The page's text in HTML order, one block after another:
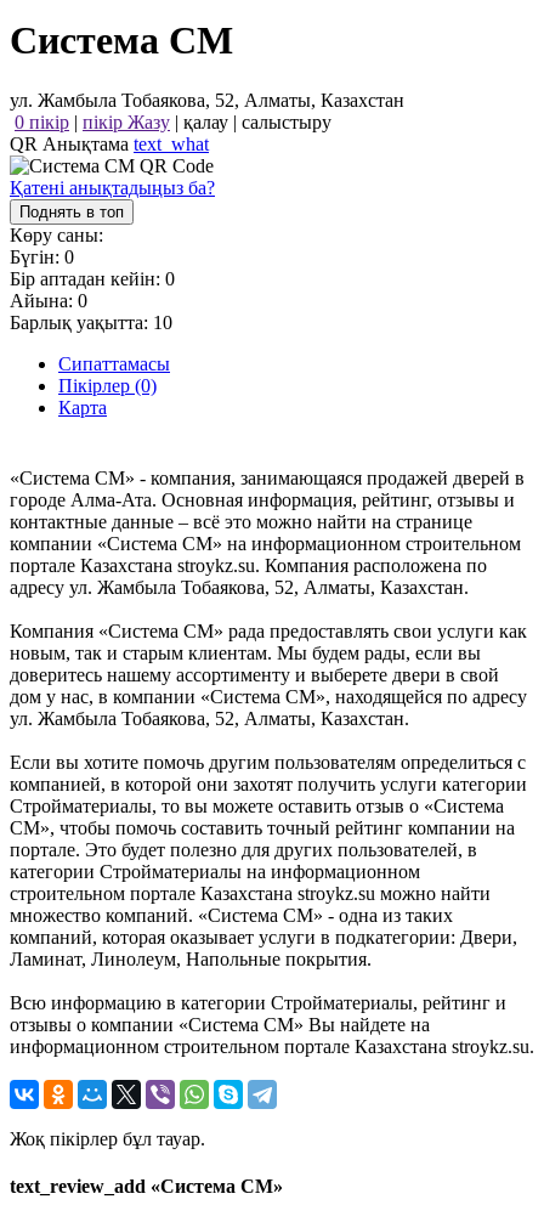
Система СМ
ул. Жамбыла Тобаякова, 52, Алматы, Казахстан
0 пікір | пікір Жазу | қалау | салыстыру
QR Анықтама text_what
Қатені анықтадыңыз ба?
Поднять в топ
Көру саны:
Бүгін: 0
Бір аптадан кейін: 0
Айына: 0
Барлық уақытта: 10
Сипаттамасы
Пікірлер (0)
Карта
«Система СМ» - компания, занимающаяся продажей дверей в
городе Алма-Ата. Основная информация, рейтинг, отзывы и
контактные данные – всё это можно найти на странице
компании «Система СМ» на информационном строительном
портале Казахстана stroykz.su. Компания расположена по
адресу ул. Жамбыла Тобаякова, 52, Алматы, Казахстан.
Компания «Система СМ» рада предоставлять свои услуги как
новым, так и старым клиентам. Мы будем рады, если вы
доверитесь нашему ассортименту и выберете двери в свой
дом у нас, в компании «Система СМ», находящейся по адресу
ул. Жамбыла Тобаякова, 52, Алматы, Казахстан.
Если вы хотите помочь другим пользователям определиться с
компанией, в которой они захотят получить услуги категории
Стройматериалы, то вы можете оставить отзыв о «Система
СМ», чтобы помочь составить точный рейтинг компании на
портале. Это будет полезно для других пользователей, в
категории Стройматериалы на информационном
строительном портале Казахстана stroykz.su можно найти
множество компаний. «Система СМ» - одна из таких
компаний, которая оказывает услуги в подкатегории: Двери,
Ламинат, Линолеум, Напольные покрытия.
Всю информацию в категории Стройматериалы, рейтинг и
отзывы о компании «Система СМ» Вы найдете на
информационном строительном портале Казахстана stroykz.su.
Жоқ пікірлер бұл тауар.
text_review_add «Система СМ»